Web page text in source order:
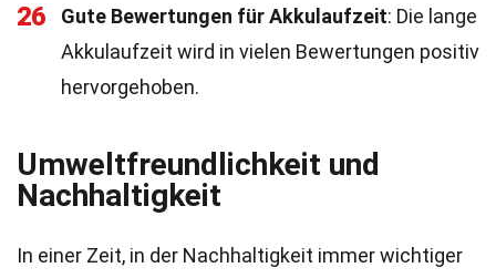
26 Gute Bewertungen für Akkulaufzeit: Die lange
Akkulaufzeit wird in vielen Bewertungen positiv
hervorgehoben.
Umweltfreundlichkeit und
Nachhaltigkeit
In einer Zeit, in der Nachhaltigkeit immer wichtiger